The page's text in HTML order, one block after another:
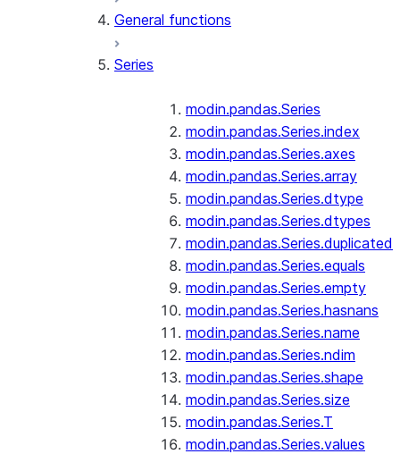
General functions
Series
modin.pandas.Series
modin.pandas.Series.index
modin.pandas.Series.axes
modin.pandas.Series.array
modin.pandas.Series.dtype
modin.pandas.Series.dtypes
modin.pandas.Series.duplicated
modin.pandas.Series.equals
modin.pandas.Series.empty
modin.pandas.Series.hasnans
modin.pandas.Series.name
modin.pandas.Series.ndim
modin.pandas.Series.shape
modin.pandas.Series.size
modin.pandas.Series.T
modin.pandas.Series.values